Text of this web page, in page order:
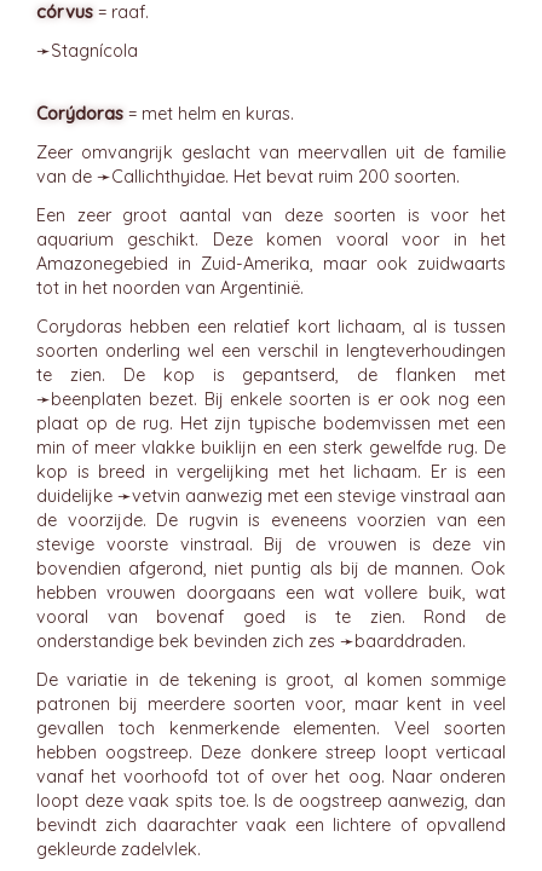
córvus = raaf.
➛Stagnícola
Corýdoras = met helm en kuras.
Zeer omvangrijk geslacht van meervallen uit de familie
van de ➛Callichthyidae. Het bevat ruim 200 soorten.
Een zeer groot aantal van deze soorten is voor het
aquarium geschikt. Deze komen vooral voor in het
Amazonegebied in Zuid-Amerika, maar ook zuidwaarts
tot in het noorden van Argentinië.
Corydoras hebben een relatief kort lichaam, al is tussen
soorten onderling wel een verschil in lengteverhoudingen
te zien. De kop is gepantserd, de flanken met
➛beenplaten bezet. Bij enkele soorten is er ook nog een
plaat op de rug. Het zijn typische bodemvissen met een
min of meer vlakke buiklijn en een sterk gewelfde rug. De
kop is breed in vergelijking met het lichaam. Er is een
duidelijke ➛vetvin aanwezig met een stevige vinstraal aan
de voorzijde. De rugvin is eveneens voorzien van een
stevige voorste vinstraal. Bij de vrouwen is deze vin
bovendien afgerond, niet puntig als bij de mannen. Ook
hebben vrouwen doorgaans een wat vollere buik, wat
vooral van bovenaf goed is te zien. Rond de
onderstandige bek bevinden zich zes ➛baarddraden.
De variatie in de tekening is groot, al komen sommige
patronen bij meerdere soorten voor, maar kent in veel
gevallen toch kenmerkende elementen. Veel soorten
hebben oogstreep. Deze donkere streep loopt verticaal
vanaf het voorhoofd tot of over het oog. Naar onderen
loopt deze vaak spits toe. Is de oogstreep aanwezig, dan
bevindt zich daarachter vaak een lichtere of opvallend
gekleurde zadelvlek.